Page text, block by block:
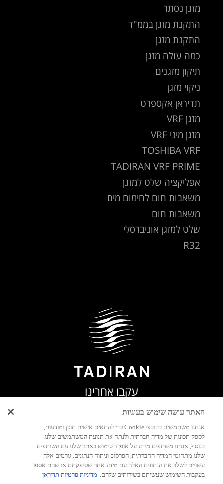
מזגן נסתר
התקנת מזגן בממ"ד
התקנת מזגן
כמה עולה מזגן
תיקון מזגנים
ניקוי מזגן
תדיראן אקספרט
מזגן VRF
מזגן מיני VRF
TOSHIBA VRF
TADIRAN VRF PRIME
אפליקציה שלט למזגן
משאבות חום לחימום מים
משאבות חום
שלט למזגן אוניברסלי
R32
עקבו אחרינו
האתר עושה שימוש בעוגיות
אנחנו משתמשים בקובצי Cookie כדי להתאים אישית תוכן ומודעות,
לספק תכונות של מדיה חברתית ולנתח את תנועת המשתמשים שלנו.
בנוסף, אנחנו משתפים מידע על אופן השימוש באתר שלנו עם השותפים
שלנו מתחומי המדיה החברתית, הפרסום וניתוח הנתונים. גורמים אלה
עשויים לשלב את הנתונים האלה עם מידע אחר שסיפקתם או שהם אספו
בעקבות השימוש שעשיתם בשירותים שלהם. מדיניות פרטיות תדיראן